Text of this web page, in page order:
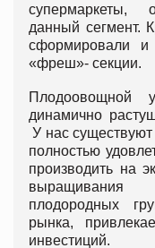
супермаркеты,
данный сегмент.
сформировали
«фреш»- секции.
Плодоовощной
динамично
У нас
полностью
производить на
выращивания
плодородных
рынка,
инвестиций.